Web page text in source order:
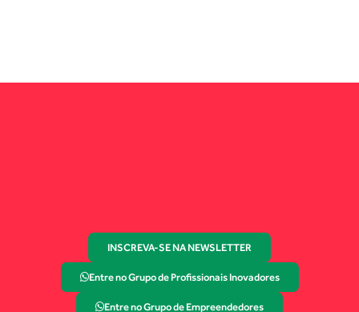
INSCREVA-SE NA NEWSLETTER
Entre no Grupo de Profissionais Inovadores
Entre no Grupo de Empreendedores